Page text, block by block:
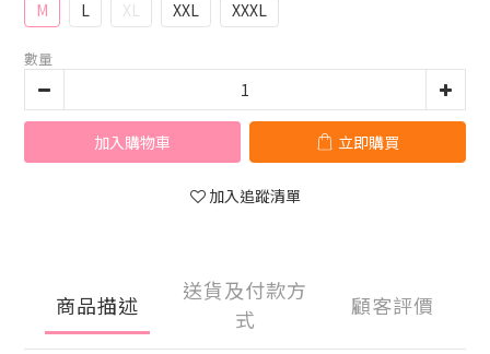
M L XL XXL XXXL
數量
加入購物車 立即購買
加入追蹤清單
商品描述
送貨及付款方
式
顧客評價